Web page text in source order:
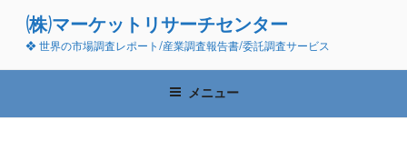
ン
(株)マーケットリサーチセンター
❖ 世界の市場調査レポート/産業調査報告書/委託調査サービス
メニュー